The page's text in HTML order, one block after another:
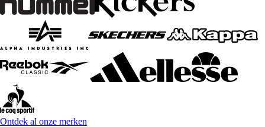
Ontdek al onze merken